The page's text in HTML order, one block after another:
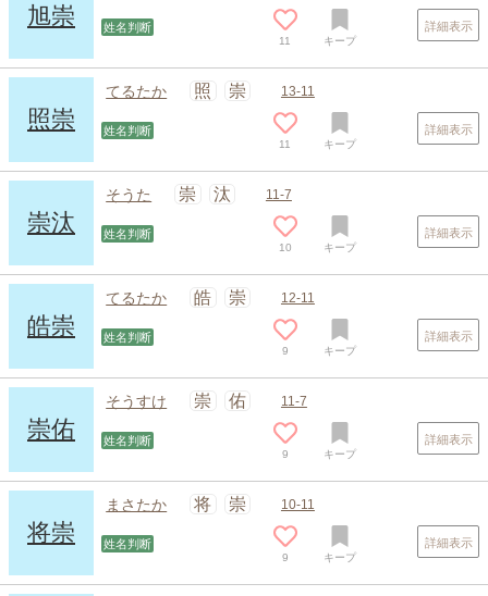
旭崇 姓名判断
11 キープ
詳細表示
照崇
てるたか 照 崇 13-11
姓名判断
11 キープ
詳細表示
崇汰
そうた 崇 汰 11-7
姓名判断
10 キープ
詳細表示
皓崇
てるたか 皓 崇 12-11
姓名判断
9 キープ
詳細表示
崇佑
そうすけ 崇 佑 11-7
姓名判断
9 キープ
詳細表示
将崇
まさたか 将 崇 10-11
姓名判断
9 キープ
詳細表示